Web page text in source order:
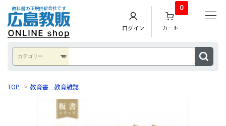
教科書の正規供給会社です
ログイン カート
0
TOP > 教育書 教育雑誌